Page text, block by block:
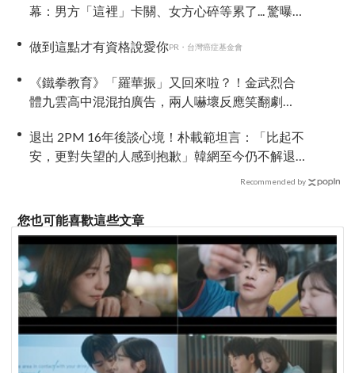
幕：男方「這裡」卡關、女方心碎等累了... 驚曝未
做到這點才有資格說愛你PR・台灣癌症基金會
《鐵拳教育》「羅華振」又回來啦？！金武烈合
體九雲高中混混拍廣告，兩人嚇壞反應笑翻劇
退出 2PM 16年後談心境！朴載範坦言：「比起不
安，更對失望的人感到抱歉」韓網至今仍不解退
Recommended by
您也可能喜歡這些文章